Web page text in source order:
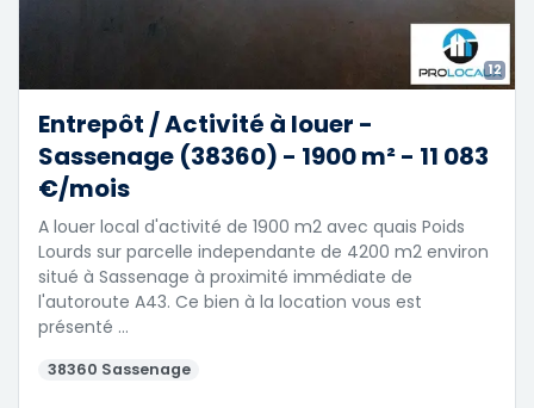
12
Entrepôt / Activité à louer -
Sassenage (38360) - 1900 m² - 11 083
€/mois
A louer local d'activité de 1900 m2 avec quais Poids
Lourds sur parcelle independante de 4200 m2 environ
situé à Sassenage à proximité immédiate de
l'autoroute A43. Ce bien à la location vous est
présenté …
38360 Sassenage